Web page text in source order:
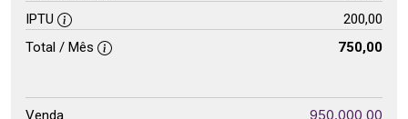
IPTU
200,00
Total / Mês
750,00
Venda 950.000,00